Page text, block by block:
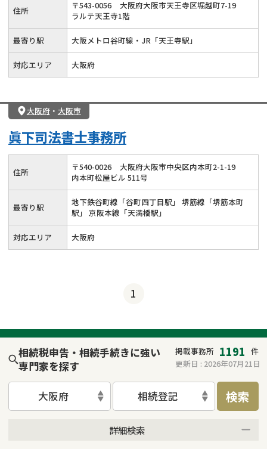
住所 〒543-0056
大阪府大阪市天王寺区堀越町7-19
ラルテ天王寺1階
最寄り駅 大阪メトロ谷町線・JR「天王寺駅」
対応エリア 大阪府
大阪府・ 大阪市
眞下司法書士事務所
住所 〒540-0026
大阪府大阪市中央区内本町2-1-19
内本町松屋ビル 511号
最寄り駅
地下鉄谷町線「谷町四丁目駅」 堺筋線「堺筋本町
駅」 京阪本線「天満橋駅」
対応エリア 大阪府
1
相続税申告・相続手続きに強い
専門家を探す
掲載事務所 1191 件
更新日 : 2026年07月21日
大阪府 相続登記 検索
詳細検索